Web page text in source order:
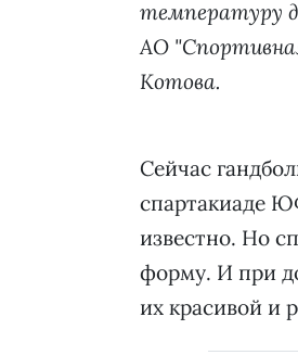
температуру
АО
Котова.
Сейчас
спартакиаде
известно. Но
форму. И при
их красивой и